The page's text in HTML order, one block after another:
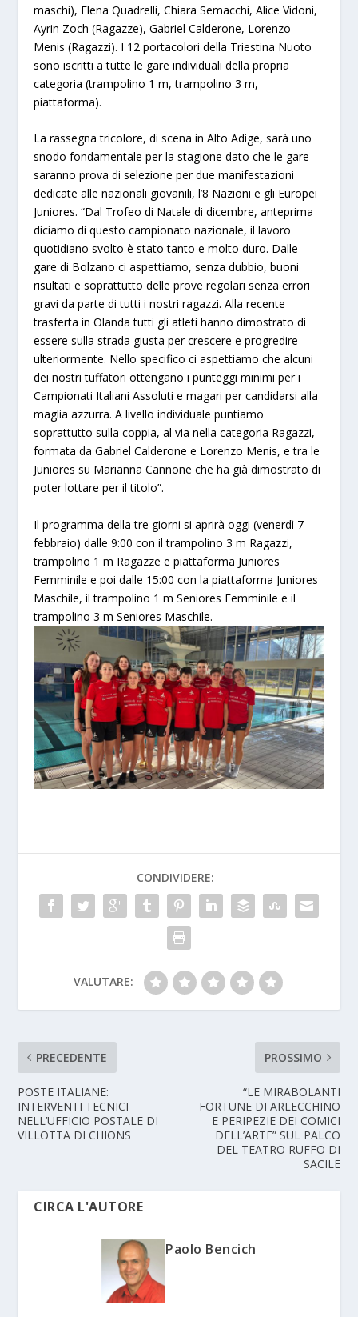
maschi), Elena Quadrelli, Chiara Semacchi, Alice Vidoni,
Ayrin Zoch (Ragazze), Gabriel Calderone, Lorenzo
Menis (Ragazzi). I 12 portacolori della Triestina Nuoto
sono iscritti a tutte le gare individuali della propria
categoria (trampolino 1 m, trampolino 3 m,
piattaforma).
La rassegna tricolore, di scena in Alto Adige, sarà uno
snodo fondamentale per la stagione dato che le gare
saranno prova di selezione per due manifestazioni
dedicate alle nazionali giovanili, l’8 Nazioni e gli Europei
Juniores. “Dal Trofeo di Natale di dicembre, anteprima
diciamo di questo campionato nazionale, il lavoro
quotidiano svolto è stato tanto e molto duro. Dalle
gare di Bolzano ci aspettiamo, senza dubbio, buoni
risultati e soprattutto delle prove regolari senza errori
gravi da parte di tutti i nostri ragazzi. Alla recente
trasferta in Olanda tutti gli atleti hanno dimostrato di
essere sulla strada giusta per crescere e progredire
ulteriormente. Nello specifico ci aspettiamo che alcuni
dei nostri tuffatori ottengano i punteggi minimi per i
Campionati Italiani Assoluti e magari per candidarsi alla
maglia azzurra. A livello individuale puntiamo
soprattutto sulla coppia, al via nella categoria Ragazzi,
formata da Gabriel Calderone e Lorenzo Menis, e tra le
Juniores su Marianna Cannone che ha già dimostrato di
poter lottare per il titolo”.
Il programma della tre giorni si aprirà oggi (venerdì 7
febbraio) dalle 9:00 con il trampolino 3 m Ragazzi,
trampolino 1 m Ragazze e piattaforma Juniores
Femminile e poi dalle 15:00 con la piattaforma Juniores
Maschile, il trampolino 1 m Seniores Femminile e il
trampolino 3 m Seniores Maschile.
CONDIVIDERE:
VALUTARE:
PRECEDENTE
POSTE ITALIANE:
INTERVENTI TECNICI
NELL’UFFICIO POSTALE DI
VILLOTTA DI CHIONS
PROSSIMO
“LE MIRABOLANTI
FORTUNE DI ARLECCHINO
E PERIPEZIE DEI COMICI
DELL’ARTE” SUL PALCO
DEL TEATRO RUFFO DI
SACILE
CIRCA L'AUTORE
Paolo Bencich